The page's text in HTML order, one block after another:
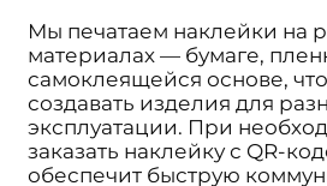
Мы печатаем наклейки на
материалах — бумаге,
самоклеящейся основе,
создавать изделия для
эксплуатации. При
заказать наклейку с QR-
обеспечит быструю